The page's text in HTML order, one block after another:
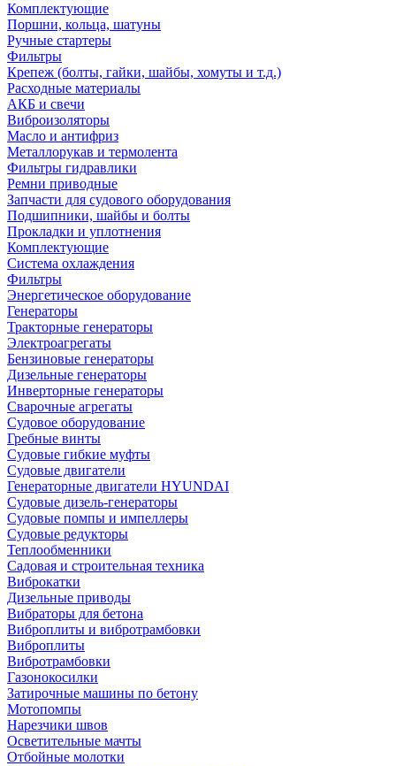
Комплектующие
Поршни, кольца, шатуны
Ручные стартеры
Фильтры
Крепеж (болты, гайки, шайбы, хомуты и т.д.)
Расходные материалы
АКБ и свечи
Виброизоляторы
Масло и антифриз
Металлорукав и термолента
Фильтры гидравлики
Ремни приводные
Запчасти для судового оборудования
Подшипники, шайбы и болты
Прокладки и уплотнения
Комплектующие
Система охлаждения
Фильтры
Энергетическое оборудование
Генераторы
Тракторные генераторы
Электроагрегаты
Бензиновые генераторы
Дизельные генераторы
Инверторные генераторы
Сварочные агрегаты
Судовое оборудование
Гребные винты
Судовые гибкие муфты
Судовые двигатели
Генераторные двигатели HYUNDAI
Судовые дизель-генераторы
Судовые помпы и импеллеры
Судовые редукторы
Теплообменники
Садовая и строительная техника
Виброкатки
Дизельные приводы
Вибраторы для бетона
Виброплиты и вибротрамбовки
Виброплиты
Вибротрамбовки
Газонокосилки
Затирочные машины по бетону
Мотопомпы
Нарезчики швов
Осветительные мачты
Отбойные молотки